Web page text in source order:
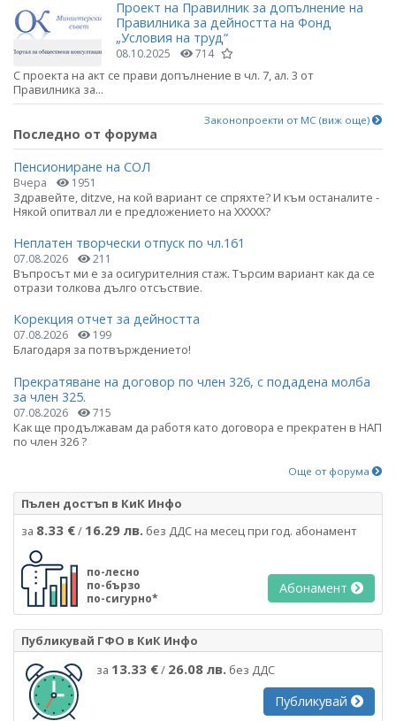
Проект на Правилник за допълнение на
Правилника за дейността на Фонд
„Условия на труд“
08.10.2025 714
С проекта на акт се прави допълнение в чл. 7, ал. 3 от
Правилника за...
Законопроекти от МС (виж още)
Последно от форума
Пенсиониране на СОЛ
Вчера 1951
Здравейте, ditzve, на кой вариант се спряхте? И към останалите -
Някой опитвал ли е предложението на ХХХХХ?
Неплатен творчески отпуск по чл.161
07.08.2026 211
Въпросът ми е за осигурителния стаж. Търсим вариант как да се
отрази толкова дълго отсъствие.
Корекция отчет за дейността
07.08.2026 199
Благодаря за потвърждението!
Прекратяване на договор по член 326, с подадена молба
за член 325.
07.08.2026 715
Как ще продължавам да работя като договора е прекратен в НАП
по член 326 ?
Още от форума
Пълен достъп в КиК Инфо
за 8.33 €/ 16.29 лв. без ДДС на месец при год. абонамент
по-лесно
по-бързо
по-сигурно*
Абонамент
Публикувай ГФО в КиК Инфо
за 13.33 €/ 26.08 лв. без ДДС
Публикувай